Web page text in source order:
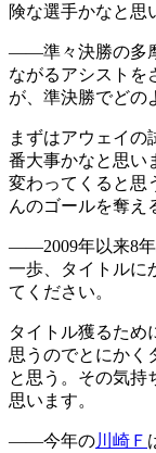
険な選手かなと思
――準々決勝の多
ながるアシストを
が、準決勝でどの
まずはアウェイの
番大事かなと思い
変わってくると思
んのゴールを奪え
――2009年以来8年
一歩、タイトルに
てください。
タイトル獲るため
思うのでとにかく
と思う。その気持
思います。
――今年の川崎Ｆ